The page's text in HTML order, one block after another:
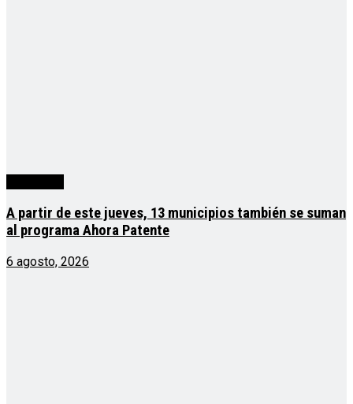
A partir de este jueves, 13 municipios también se suman
al programa Ahora Patente
6 agosto, 2026